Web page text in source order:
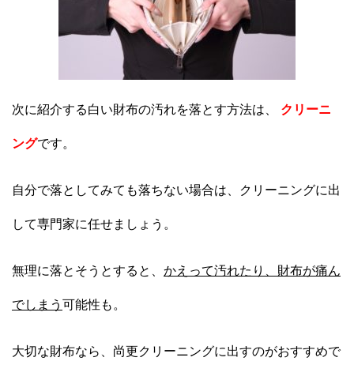
次に紹介する白い財布の汚れを落とす方法は、 クリーニ
ングです。
自分で落としてみても落ちない場合は、クリーニングに出
して専門家に任せましょう。
無理に落とそうとすると、 かえって汚れたり、財布が痛ん
でしまう 可能性も。
大切な財布なら、尚更クリーニングに出すのがおすすめで